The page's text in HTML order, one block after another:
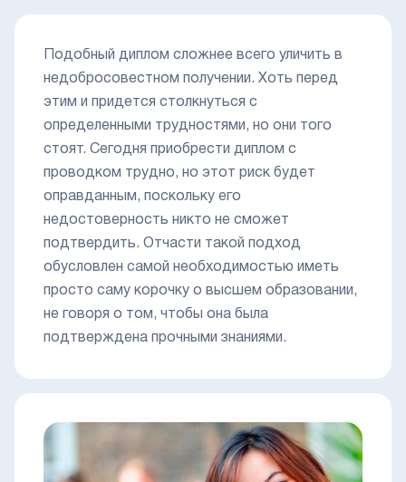
Подобный диплом сложнее всего уличить в
недобросовестном получении. Хоть перед
этим и придется столкнуться с
определенными трудностями, но они того
стоят. Сегодня приобрести диплом с
проводком трудно, но этот риск будет
оправданным, поскольку его
недостоверность никто не сможет
подтвердить. Отчасти такой подход
обусловлен самой необходимостью иметь
просто саму корочку о высшем образовании,
не говоря о том, чтобы она была
подтверждена прочными знаниями.